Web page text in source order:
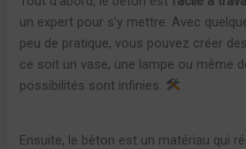
un expert pour s’y mettre. Avec
peu de pratique, vous pouvez créer
ce soit un vase, une lampe ou même
possibilités sont infinies.
Ensuite, le béton est un matériau qui